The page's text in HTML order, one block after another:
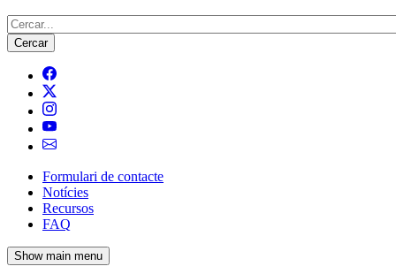
Cerca
Navegació
principal
de
Formulari de contacte
Notícies
Recursos
FAQ
Show main menu